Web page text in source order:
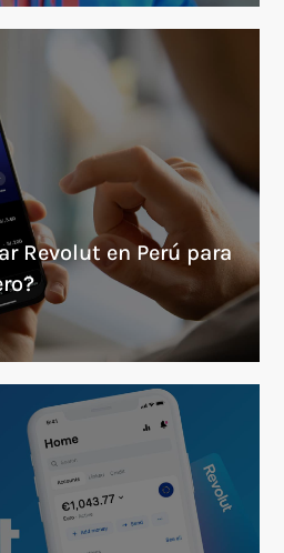
Revolut en Perú para